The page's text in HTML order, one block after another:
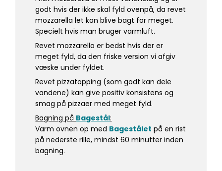
godt hvis der ikke skal fyld ovenpå, da revet
mozzarella let kan blive bagt for meget.
Specielt hvis man bruger varmluft.
Revet mozzarella er bedst hvis der er
meget fyld, da den friske version vi afgiv
væske under fyldet.
Revet pizzatopping (som godt kan dele
vandene) kan give positiv konsistens og
smag på pizzaer med meget fyld.
Bagning på Bagestål:
Varm ovnen op med Bagestålet på en rist
på nederste rille, mindst 60 minutter inden
bagning.